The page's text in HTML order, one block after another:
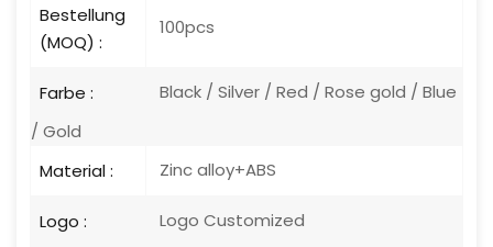
Bestellung
(MOQ) :
100pcs
Farbe :
Black / Silver / Red / Rose gold / Blue
/ Gold
Material :
Zinc alloy+ABS
Logo : Logo Customized